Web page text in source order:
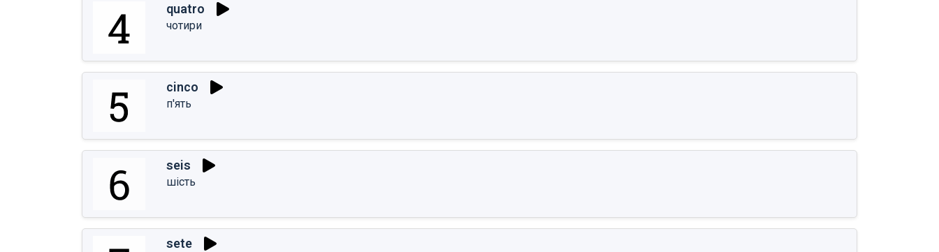
quatro
чотири
cinco
п'ять
seis
шість
sete